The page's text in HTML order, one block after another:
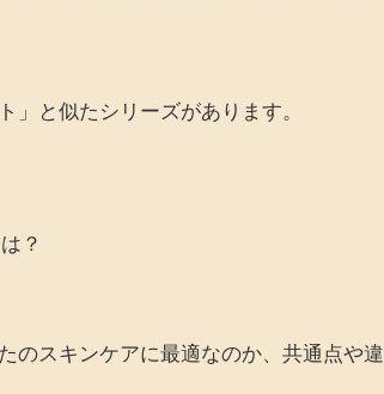
と似たシリーズがあります。
？
のスキンケアに最適なのか、共通点や違